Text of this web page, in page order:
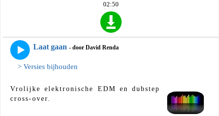
02:50
Laat gaan - door David Renda
> Versies bijhouden
Vrolijke elektronische EDM en dubstep
cross-over.